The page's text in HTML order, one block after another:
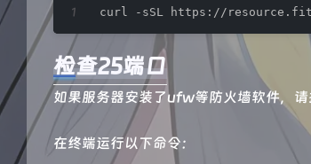
curl -sSL https://
检查25端口
如果服务器安装了ufw等防火墙软件，
在终端运行以下命令：